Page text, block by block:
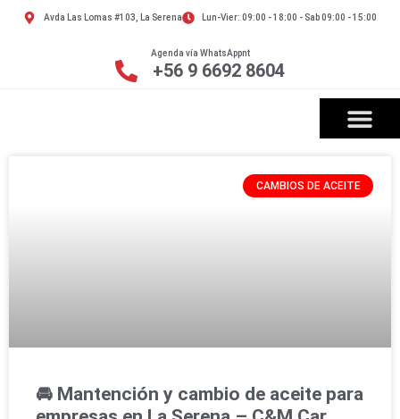
Avda Las Lomas #103, La Serena Lun-Vier: 09:00 - 18:00 - Sab 09:00 - 15:00
Agenda vía WhatsAppnt
+56 9 6692 8604
CAMBIOS DE ACEITE
🚘 Mantención y cambio de aceite para